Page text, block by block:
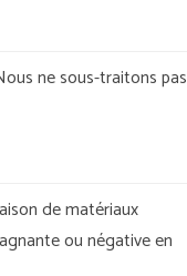
ne sous-traitons pas
de matériaux
ou négative en